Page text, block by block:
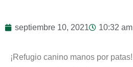
septiembre 10, 2021 10:32 am
¡Refugio canino manos por patas!